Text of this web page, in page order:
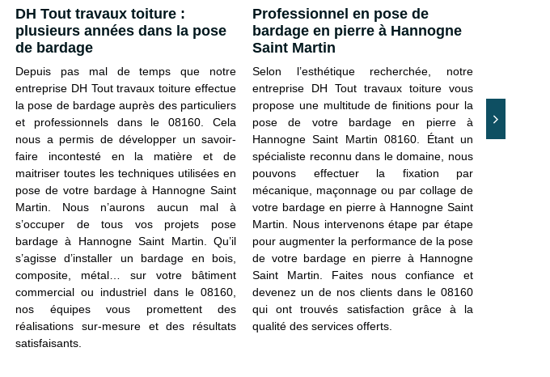
DH Tout travaux toiture :
plusieurs années dans la pose
de bardage
Depuis pas mal de temps que notre
entreprise DH Tout travaux toiture effectue
la pose de bardage auprès des particuliers
et professionnels dans le 08160. Cela
nous a permis de développer un savoir-
faire incontesté en la matière et de
maitriser toutes les techniques utilisées en
pose de votre bardage à Hannogne Saint
Martin. Nous n’aurons aucun mal à
s’occuper de tous vos projets pose
bardage à Hannogne Saint Martin. Qu’il
s’agisse d’installer un bardage en bois,
composite, métal… sur votre bâtiment
commercial ou industriel dans le 08160,
nos équipes vous promettent des
réalisations sur-mesure et des résultats
satisfaisants.
Professionnel en pose de
bardage en pierre à Hannogne
Saint Martin
Selon l’esthétique recherchée, notre
entreprise DH Tout travaux toiture vous
propose une multitude de finitions pour la
pose de votre bardage en pierre à
Hannogne Saint Martin 08160. Étant un
spécialiste reconnu dans le domaine, nous
pouvons effectuer la fixation par
mécanique, maçonnage ou par collage de
votre bardage en pierre à Hannogne Saint
Martin. Nous intervenons étape par étape
pour augmenter la performance de la pose
de votre bardage en pierre à Hannogne
Saint Martin. Faites nous confiance et
devenez un de nos clients dans le 08160
qui ont trouvés satisfaction grâce à la
qualité des services offerts.
Que ce